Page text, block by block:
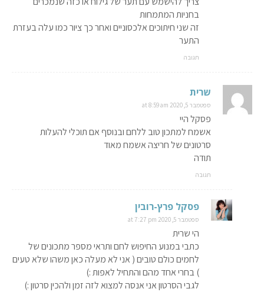
בחניות המתמחות
זה שני חיתוכים אלכסוניים ואחר כך ציור כמו עלה בעזרת
התער
תגובה
שרית
ספטמבר 5, 2020 at 8:59 am
פסקל היי
אשמח למתכון טוב ללחם ובנוסף אם תוכלי להעלות
סרטונים של חריצה אשמח מאוד
תודה
תגובה
פסקל פרץ-רובין
ספטמבר 5, 2020 at 7:27 pm
הי שרית
כתבי במנוע החיפוש לחם ותראי מספר מתכונים של
לחמים כולם טובים ( אני לא מעלה כאן משהו שלא טעים
) בחרי אחד מהם והתחיל לאפות :)
לגבי הסרטון אני אנסה למצוא לזה זמן ולהכין סרטון :)